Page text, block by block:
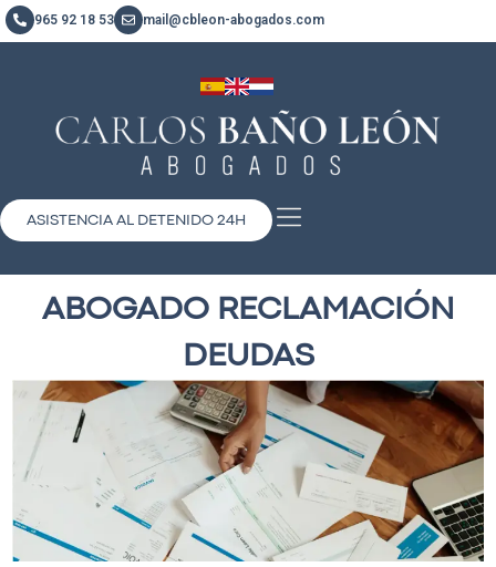
965 92 18 53 mail@cbleon-abogados.com
ASISTENCIA AL DETENIDO 24H
ABOGADO RECLAMACIÓN
DEUDAS